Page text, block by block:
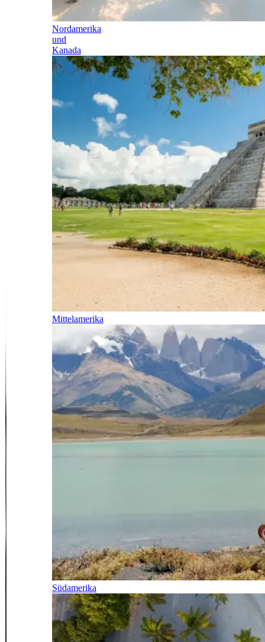
Nordamerika
und
Kanada
Mittelamerika
Südamerika